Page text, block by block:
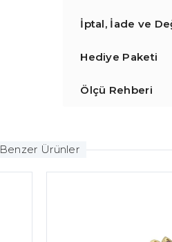
İptal, İade ve
Hediye Paketi
Ölçü Rehberi
Benzer Ürünler